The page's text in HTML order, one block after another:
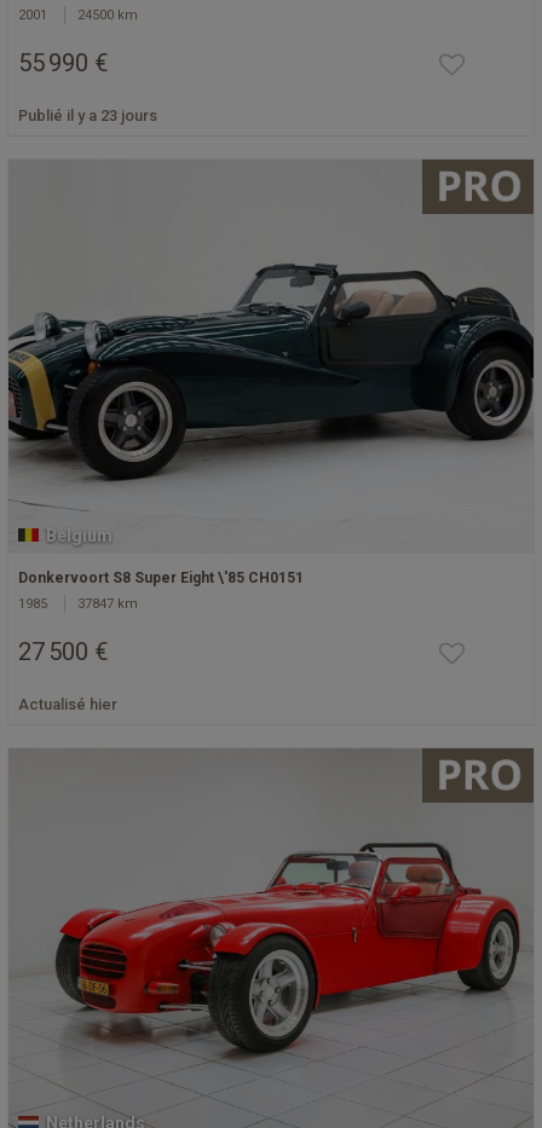
2001 24500 km
55 990 €
Publié il y a 23 jours
Belgium
Donkervoort S8 Super Eight \'85 CH0151
1985 37847 km
27 500 €
Actualisé hier
Netherlands